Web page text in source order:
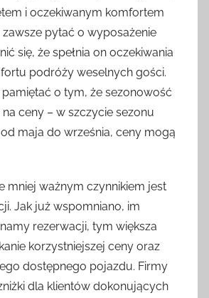
i oczekiwanym komfortem
pytać o wyposażenie
się, że spełnia on oczekiwania
podróży weselnych gości.
o tym, że sezonowość
ceny – w szczycie sezonu
maja do września, ceny mogą
mniej ważnym czynnikiem jest
Jak już wspomniano, im
rezerwacji, tym większa
korzystniejszej ceny oraz
dostępnego pojazdu. Firmy
dla klientów dokonujących